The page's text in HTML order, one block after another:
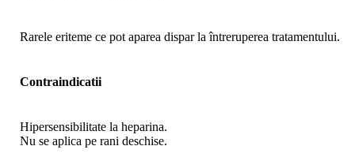
Rarele eriteme ce pot aparea dispar la întreruperea tratamentului.
Contraindicatii
Hipersensibilitate la heparina.
Nu se aplica pe rani deschise.